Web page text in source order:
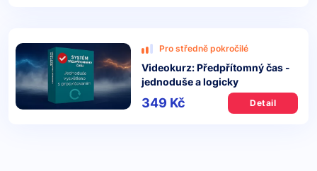
Pro středně pokročilé
Videokurz: Předpřítomný čas -
jednoduše a logicky
349 Kč Detail